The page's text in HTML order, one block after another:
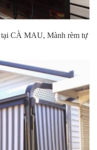
tại CÀ MAU, Mành rèm tự